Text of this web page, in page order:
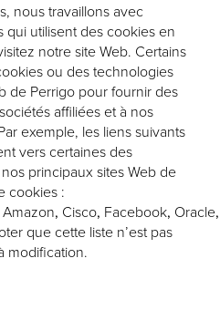
nous travaillons avec
qui utilisent des cookies en
notre site Web. Certains
ou des technologies
de Perrigo pour fournir des
affiliées et à nos
exemple, les liens suivants
vers certaines des
principaux sites Web de
cookies :
Amazon, Cisco, Facebook, Oracle
que cette liste n’est pas
modification.